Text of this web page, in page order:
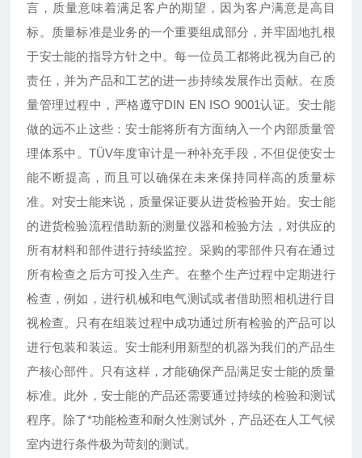
言，质量意味着满足客户的期望，因为客户满意是高目
标。质量标准是业务的一个重要组成部分，并牢固地扎根
于安士能的指导方针之中。每一位员工都将此视为自己的
责任，并为产品和工艺的进一步持续发展作出贡献。在质
量管理过程中，严格遵守DIN EN ISO 9001认证。安士能
做的远不止这些：安士能将所有方面纳入一个内部质量管
理体系中。TÜV年度审计是一种补充手段，不但促使安士
能不断提高，而且可以确保在未来保持同样高的质量标
准。对安士能来说，质量保证要从进货检验开始。安士能
的进货检验流程借助新的测量仪器和检验方法，对供应的
所有材料和部件进行持续监控。采购的零部件只有在通过
所有检查之后方可投入生产。在整个生产过程中定期进行
检查，例如，进行机械和电气测试或者借助照相机进行目
视检查。只有在组装过程中成功通过所有检验的产品可以
进行包装和装运。安士能利用新型的机器为我们的产品生
产核心部件。只有这样，才能确保产品满足安士能的质量
标准。此外，安士能的产品还需要通过持续的检验和测试
程序。除了*功能检查和耐久性测试外，产品还在人工气候
室内进行条件极为苛刻的测试。